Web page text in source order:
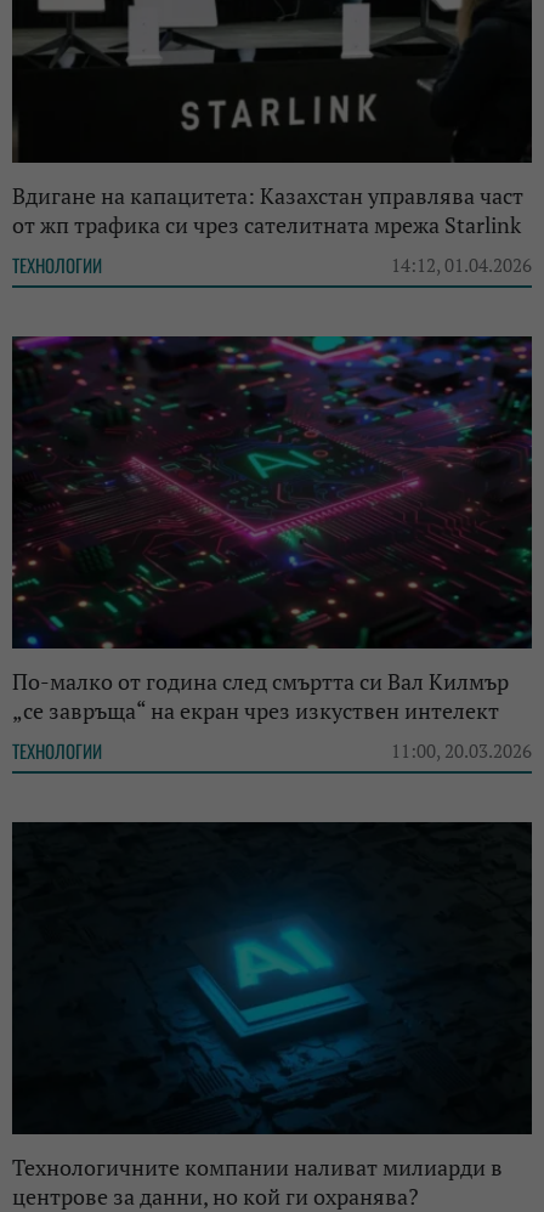
Вдигане на капацитета: Казахстан управлява част
от жп трафика си чрез сателитната мрежа Starlink
ТЕХНОЛОГИИ 14:12, 01.04.2026
По-малко от година след смъртта си Вал Килмър
„се завръща“ на екран чрез изкуствен интелект
ТЕХНОЛОГИИ 11:00, 20.03.2026
Технологичните компании наливат милиарди в
центрове за данни, но кой ги охранява?